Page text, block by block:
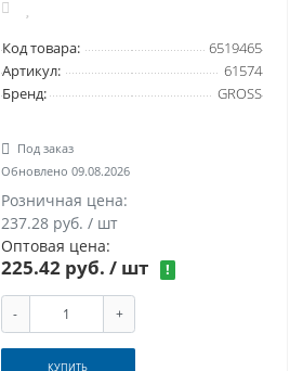
Код товара:
6519465
Артикул:
61574
Бренд:
GROSS
Под заказ
Обновлено 09.08.2026
Розничная цена:
237.28 руб. / шт
Оптовая цена:
225.42 руб. / шт !
- +
КУПИТЬ